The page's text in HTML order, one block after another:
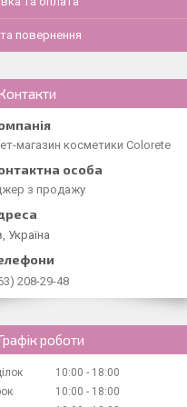
повернення
магазин косметики Colorete
з продажу
Україна
208-29-48
роботи
10:00
18:00
10:00
18:00